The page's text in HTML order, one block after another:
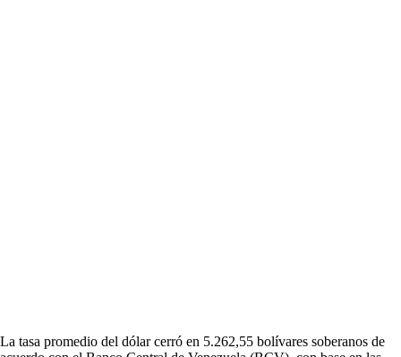
La tasa promedio del dólar cerró en 5.262,55 bolívares soberanos de